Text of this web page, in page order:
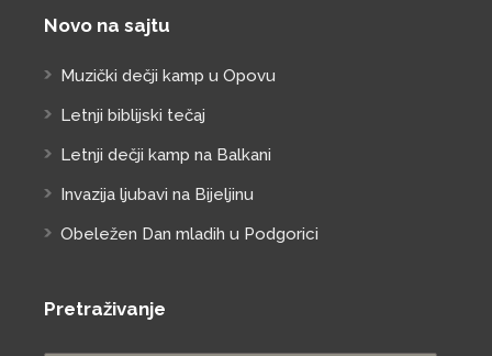
Novo na sajtu
Muzički dečji kamp u Opovu
Letnji biblijski tečaj
Letnji dečji kamp na Balkani
Invazija ljubavi na Bijeljinu
Obeležen Dan mladih u Podgorici
Pretraživanje